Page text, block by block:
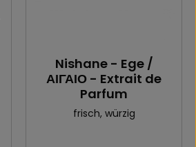
Nishane - Ege /
ΑΙΓΑΙΟ - Extrait de
Parfum
frisch, würzig